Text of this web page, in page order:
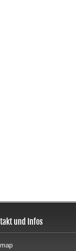
und Infos